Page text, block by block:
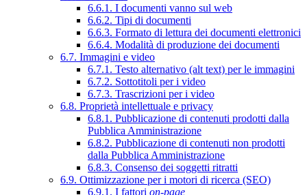
6.6.1. I documenti vanno sul web
6.6.2. Tipi di documenti
6.6.3. Formato di lettura dei documenti elettronici
6.6.4. Modalità di produzione dei documenti
6.7. Immagini e video
6.7.1. Testo alternativo (alt text) per le immagini
6.7.2. Sottotitoli per i video
6.7.3. Trascrizioni per i video
6.8. Proprietà intellettuale e privacy
6.8.1. Pubblicazione di contenuti prodotti dalla
Pubblica Amministrazione
6.8.2. Pubblicazione di contenuti non prodotti
dalla Pubblica Amministrazione
6.8.3. Consenso dei soggetti ritratti
6.9. Ottimizzazione per i motori di ricerca (SEO)
6.9.1. I fattori on-page